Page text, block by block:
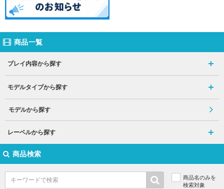
商品一覧
プレイ内容から探す
モデルタイプから探す
モデルから探す
レーベルから探す
商品検索
商品名のみを
検索対象